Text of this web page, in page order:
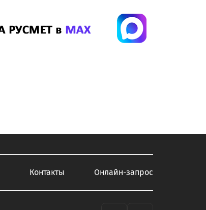
Контакты Онлайн-запрос